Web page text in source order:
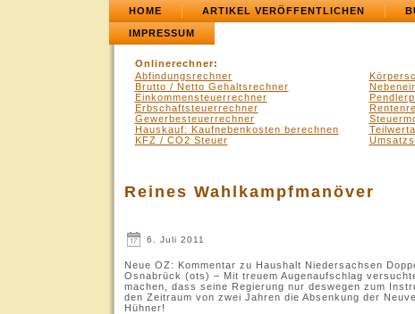
HOME ARTIKEL VERÖFFENTLICHEN
IMPRESSUM
Onlinerechner:
Abfindungsrechner
Brutto / Netto Gehaltsrechner
Einkommensteuerrechner
Erbschaftsteuerrechner
Gewerbesteuerrechner
Hauskauf: Kaufnebenkosten berechnen
KFZ / CO2 Steuer
Reines Wahlkampfmanöver
6. Juli 2011
Neue OZ: Kommentar zu Haushalt Niedersachsen
Osnabrück (ots) – Mit treuem Augenaufschlag
machen, dass seine Regierung nur deswegen zum
den Zeitraum von zwei Jahren die Absenkung der
Hühner!